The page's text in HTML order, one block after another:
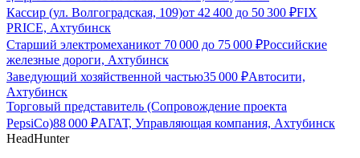
Кассир (ул. Волгоградская, 109)от 42 400 до 50 300 ₽FIX
PRICE, Ахтубинск
Старший электромеханикот 70 000 до 75 000 ₽Российские
железные дороги, Ахтубинск
Заведующий хозяйственной частью35 000 ₽Автосити,
Ахтубинск
Торговый представитель (Сопровождение проекта
PepsiCo)88 000 ₽АГАТ, Управляющая компания, Ахтубинск
HeadHunter